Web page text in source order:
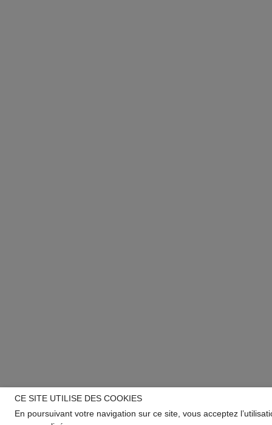
CE SITE UTILISE DES COOKIES
En poursuivant votre navigation sur ce site, vous acceptez